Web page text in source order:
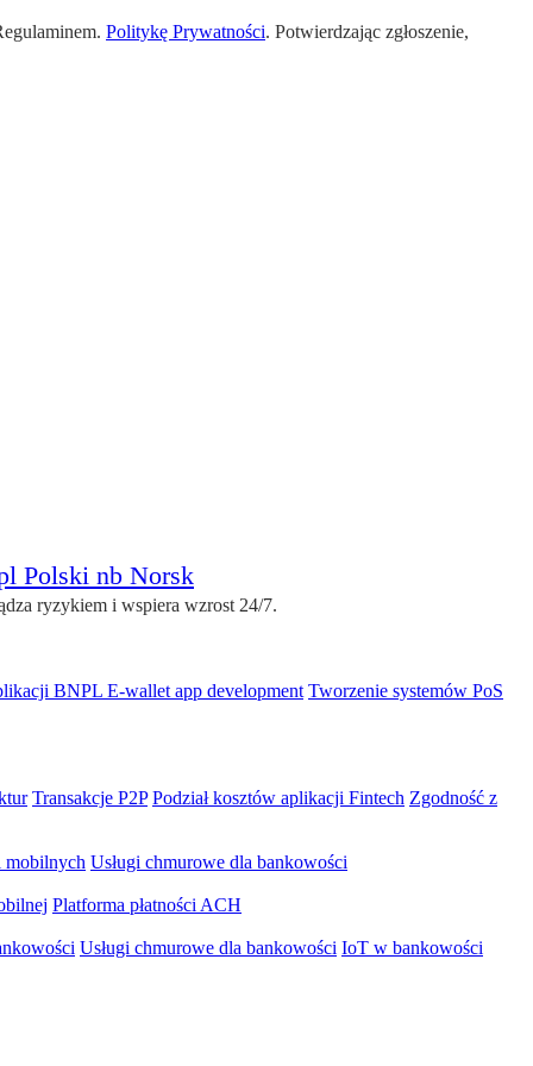
Politykę Prywatności. Potwierdzając zgłoszenie,
Polski nb Norsk
ryzykiem i wspiera wzrost 24/7.
BNPL E-wallet app development Tworzenie systemów PoS
Transakcje P2P Podział kosztów aplikacji Fintech Zgodność z
mobilnych Usługi chmurowe dla bankowości
Platforma płatności ACH
Usługi chmurowe dla bankowości IoT w bankowości